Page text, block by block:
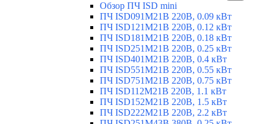
Обзор ПЧ ISD mini
ПЧ ISD091M21B 220В, 0.09 кВт
ПЧ ISD121M21B 220В, 0.12 кВт
ПЧ ISD181M21B 220В, 0.18 кВт
ПЧ ISD251M21B 220В, 0.25 кВт
ПЧ ISD401M21B 220В, 0.4 кВт
ПЧ ISD551M21B 220В, 0.55 кВт
ПЧ ISD751M21B 220В, 0.75 кВт
ПЧ ISD112M21B 220В, 1.1 кВт
ПЧ ISD152M21B 220В, 1.5 кВт
ПЧ ISD222M21B 220В, 2.2 кВт